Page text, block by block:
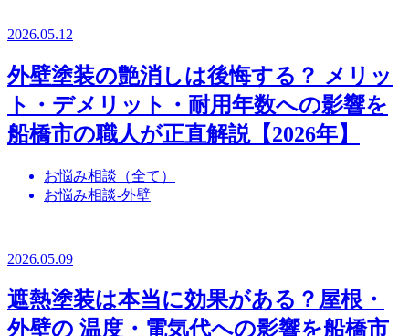
2026.05.12
外壁塗装の艶消しは後悔する？ メリッ
ト・デメリット・耐用年数への影響を
船橋市の職人が正直解説【2026年】
お悩み相談（全て）
お悩み相談-外壁
2026.05.09
遮熱塗装は本当に効果がある？屋根・
外壁の 温度・電気代への影響を船橋市